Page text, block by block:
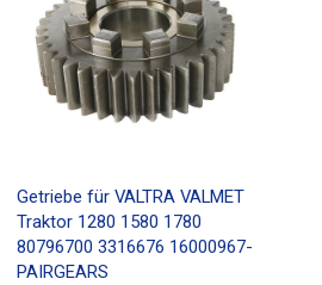
Getriebe für VALTRA VALMET
Traktor 1280 1580 1780
80796700 3316676 16000967-
PAIRGEARS